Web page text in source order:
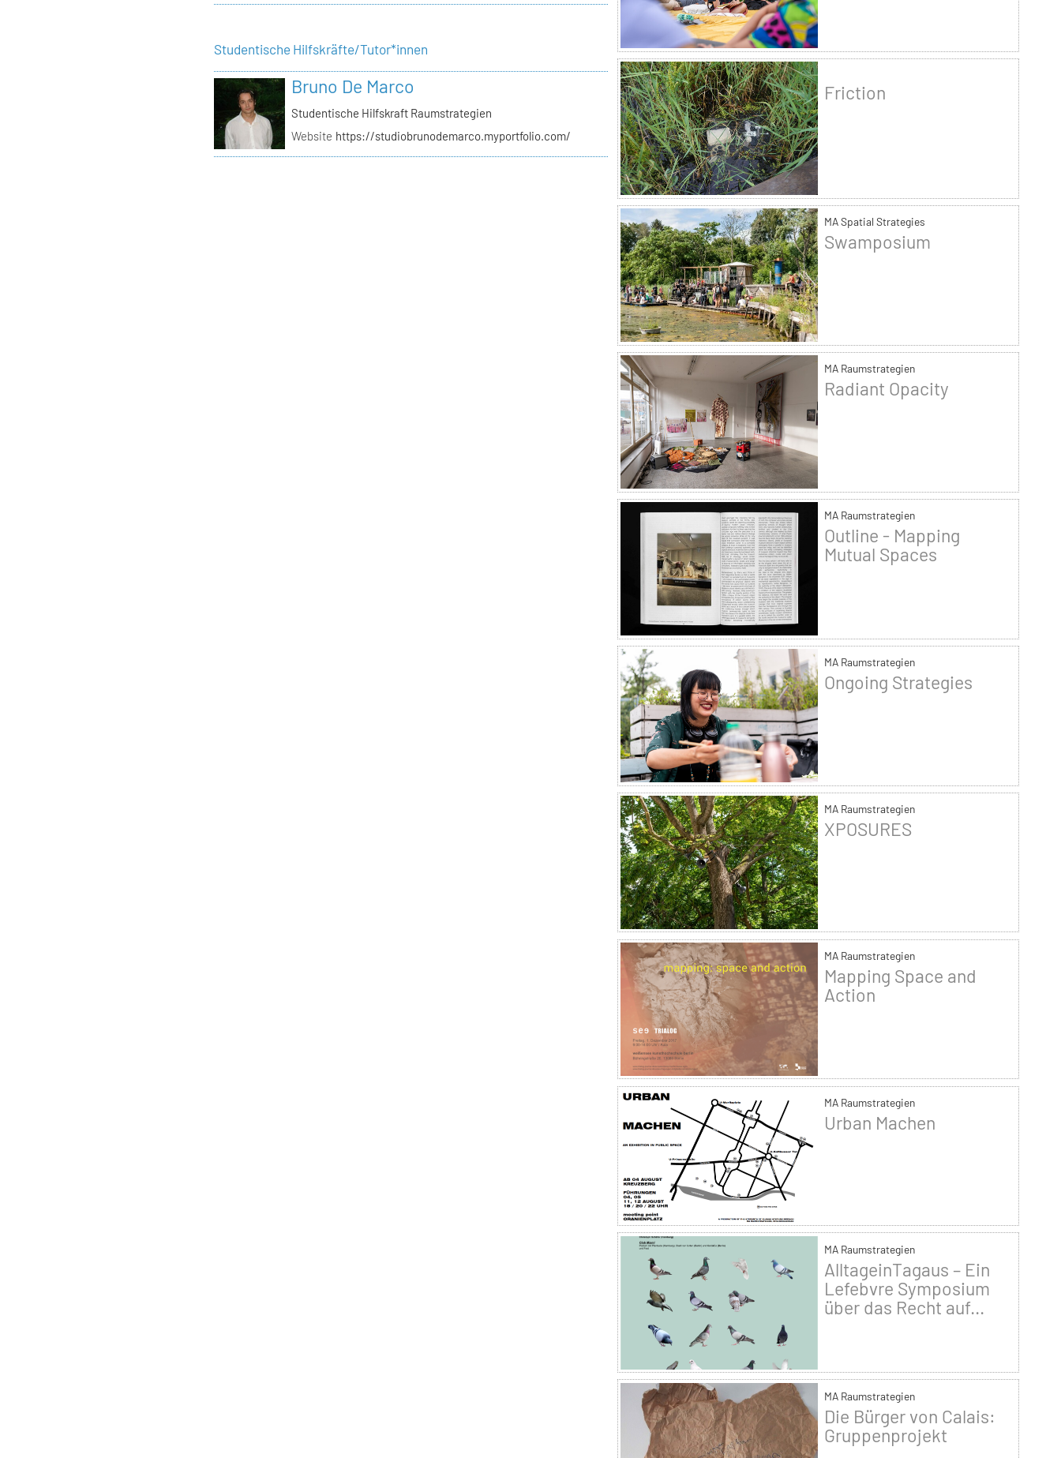
Studentische Hilfskräfte/Tutor*innen
Bruno De Marco
Studentische Hilfskraft Raumstrategien
Website https://studiobrunodemarco.myportfolio.com/
Friction
MA Spatial Strategies
Swamposium
MA Raumstrategien
Radiant Opacity
MA Raumstrategien
Outline - Mapping
Mutual Spaces
MA Raumstrategien
Ongoing Strategies
MA Raumstrategien
XPOSURES
MA Raumstrategien
Mapping Space and
Action
MA Raumstrategien
Urban Machen
MA Raumstrategien
AlltageinTagaus – Ein
Lefebvre Symposium
über das Recht auf...
MA Raumstrategien
Die Bürger von Calais:
Gruppenprojekt